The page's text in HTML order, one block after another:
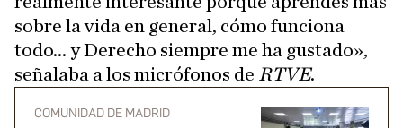
sobre la vida en general, cómo funciona
todo... y Derecho siempre me ha gustado»,
señalaba a los micrófonos de RTVE.
COMUNIDAD DE MADRID